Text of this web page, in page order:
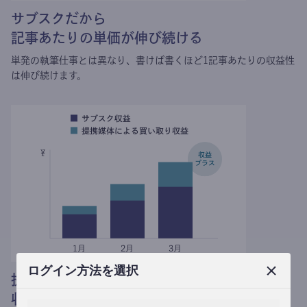
ログイン方法を選択
サブスクだから
記事あたりの単価が伸び続ける
単発の執筆仕事とは異なり、 書けば書くほど1記事あたりの収益性
は伸び続けます。
提携媒体による記事買い取りで
収益がプラスされる